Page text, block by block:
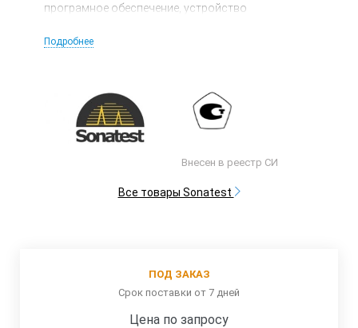
програмное обеспечение, устройство
роликовый преобразователь. Дефектоскоп
дефектов поверхности, очаговой коррозии,
газовых пор, включений инородных материалов и
контроля целостности клеевых соединений.
Подробнее
Внесен в реестр СИ
Все товары Sonatest
ПОД ЗАКАЗ
Срок поставки от 7 дней
Цена по запросу